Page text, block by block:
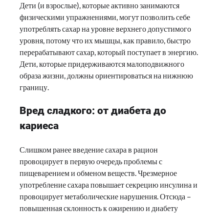
Дети (и взрослые), которые активно занимаются
физическими упражнениями, могут позволить себе
употреблять сахар на уровне верхнего допустимого
уровня, потому что их мышцы, как правило, быстро
перерабатывают сахар, который поступает в энергию.
Дети, которые придерживаются малоподвижного
образа жизни, должны ориентироваться на нижнюю
границу.
Вред сладкого: от диабета до
кариеса
Слишком ранее введение сахара в рацион
провоцирует в первую очередь проблемы с
пищеварением и обменом веществ. Чрезмерное
употребление сахара повышает секрецию инсулина и
провоцирует метаболические нарушения. Отсюда –
повышенная склонность к ожирению и диабету